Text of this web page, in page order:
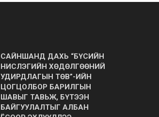
САЙНШАНД ДАХЬ “БҮСИЙН
НИСЛЭГИЙН ХӨДӨЛГӨӨНИЙ
УДИРДЛАГЫН ТӨВ”-ИЙН
ЦОГЦОЛБОР БАРИЛГЫН
ШАВЫГ ТАВЬЖ, БҮТЭЭН
БАЙГУУЛАЛТЫГ АЛБАН